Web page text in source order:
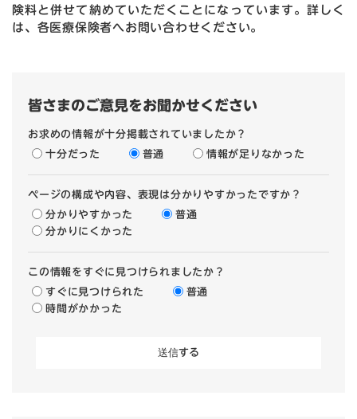
険料と併せて納めていただくことになっています。詳しく
は、各医療保険者へお問い合わせください。
皆さまのご意見をお聞かせください
お求めの情報が十分掲載されていましたか？
十分だった
普通 情報が足りなかった
ページの構成や内容、表現は分かりやすかったですか？
分かりやすかった
普通
分かりにくかった
この情報をすぐに見つけられましたか？
すぐに見つけられた
普通
時間がかかった